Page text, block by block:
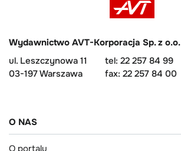
Wydawnictwo AVT-Korporacja Sp. z o.o.
ul. Leszczynowa 11
03-197 Warszawa
tel: 22 257 84 99
fax: 22 257 84 00
O NAS
O portalu